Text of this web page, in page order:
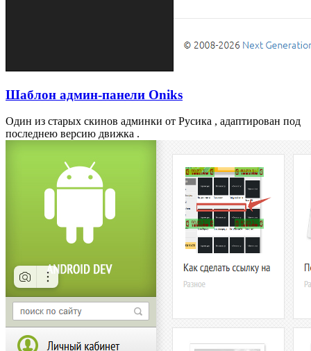
Шаблон админ-панели Oniks
Один из старых скинов админки от Русика , адаптирован под
последнею версию движка .